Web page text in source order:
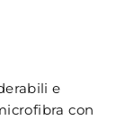
e
con